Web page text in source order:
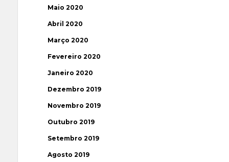
Maio 2020
Abril 2020
Março 2020
Fevereiro 2020
Janeiro 2020
Dezembro 2019
Novembro 2019
Outubro 2019
Setembro 2019
Agosto 2019